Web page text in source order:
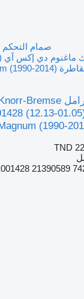
TND
21390589